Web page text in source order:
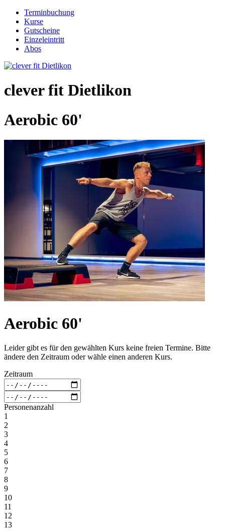
Terminbuchung
Kurse
Gutscheine
Einzeleintritt
Abos
clever fit Dietlikon
Aerobic 60'
Aerobic 60'
Leider gibt es für den gewählten Kurs keine freien Termine. Bitte
ändere den Zeitraum oder wähle einen anderen Kurs.
Zeitraum
Personenanzahl
1
2
3
4
5
6
7
8
9
10
11
12
13